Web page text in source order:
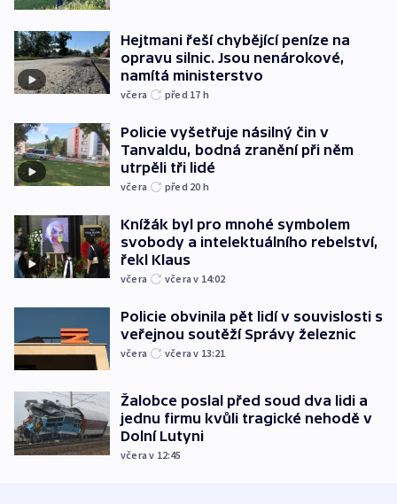
Hejtmani řeší chybějící peníze na
opravu silnic. Jsou nenárokové,
namítá ministerstvo
včera před 17 h
Policie vyšetřuje násilný čin v
Tanvaldu, bodná zranění při něm
utrpěli tři lidé
včera před 20 h
Knížák byl pro mnohé symbolem
svobody a intelektuálního rebelství,
řekl Klaus
včera včera v 14:02
Policie obvinila pět lidí v souvislosti s
veřejnou soutěží Správy železnic
včera včera v 13:21
Žalobce poslal před soud dva lidi a
jednu firmu kvůli tragické nehodě v
Dolní Lutyni
včera v 12:45